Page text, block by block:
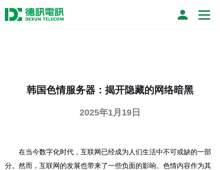
韩国色情服务器：揭开隐藏的网络暗黑
2025年1月19日
在当今数字化时代，互联网已经成为人们生活中不可或缺的一部
分。然而，互联网的发展也带来了一些负面的影响。色情内容作为其